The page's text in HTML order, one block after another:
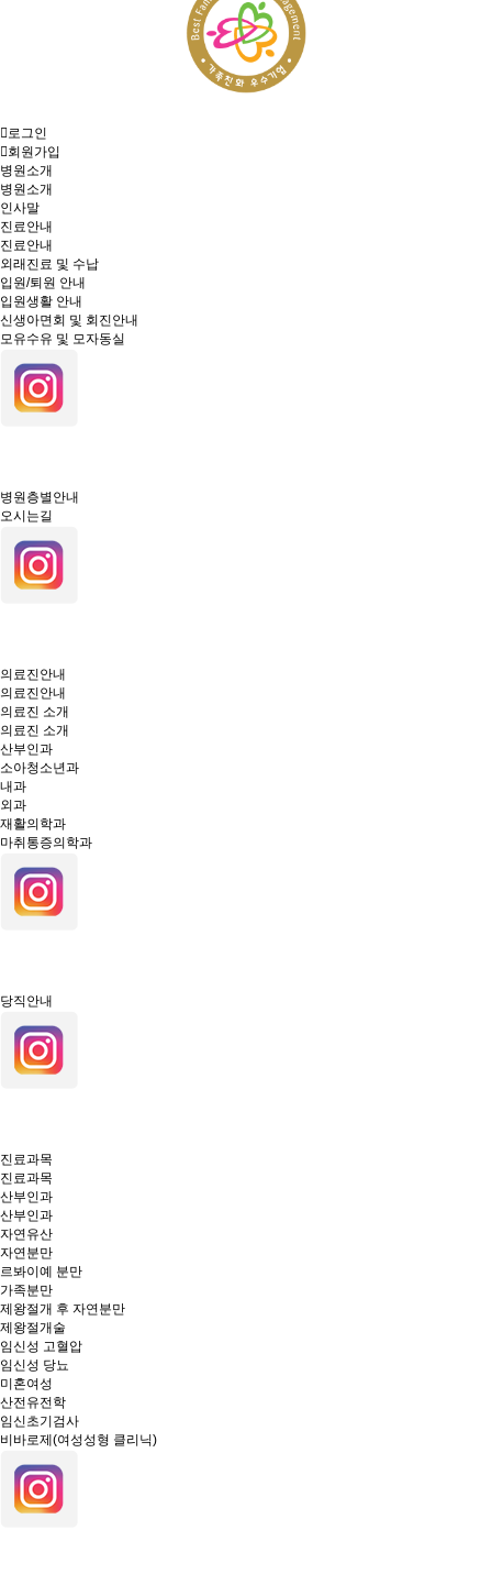
로그인
회원가입
병원소개
병원소개
인사말
진료안내
진료안내
외래진료 및 수납
입원/퇴원 안내
입원생활 안내
신생아면회 및 회진안내
모유수유 및 모자동실
병원층별안내
오시는길
의료진안내
의료진안내
의료진 소개
의료진 소개
산부인과
소아청소년과
내과
외과
재활의학과
마취통증의학과
당직안내
진료과목
진료과목
산부인과
산부인과
자연유산
자연분만
르봐이예 분만
가족분만
제왕절개 후 자연분만
제왕절개술
임신성 고혈압
임신성 당뇨
미혼여성
산전유전학
임신초기검사
비바로제(여성성형 클리닉)